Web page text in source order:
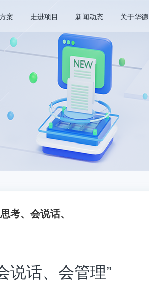
案 走进项目 新闻动态 关于华德
考、会说话、
说话、会管理”